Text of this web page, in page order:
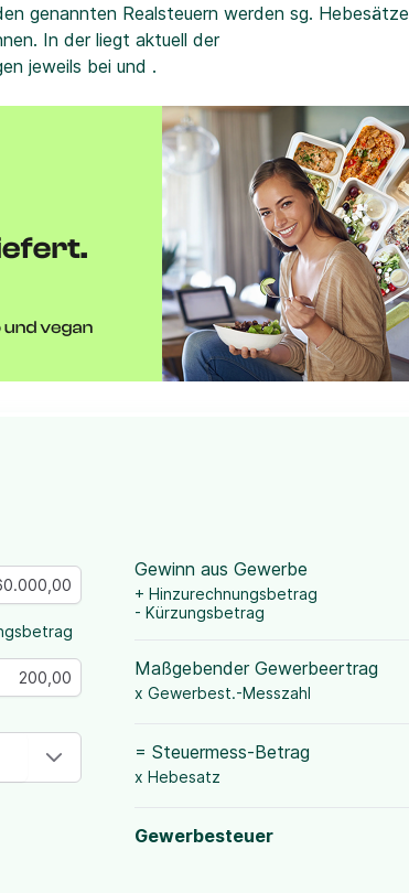
genannten Realsteuern werden sg. Hebesätze
In der liegt aktuell der
jeweils bei und .
Gewinn aus Gewerbe
+ Hinzurechnungsbetrag
- Kürzungsbetrag
Maßgebender Gewerbeertrag
x Gewerbest.-Messzahl
= Steuermess-Betrag
x Hebesatz
Gewerbesteuer